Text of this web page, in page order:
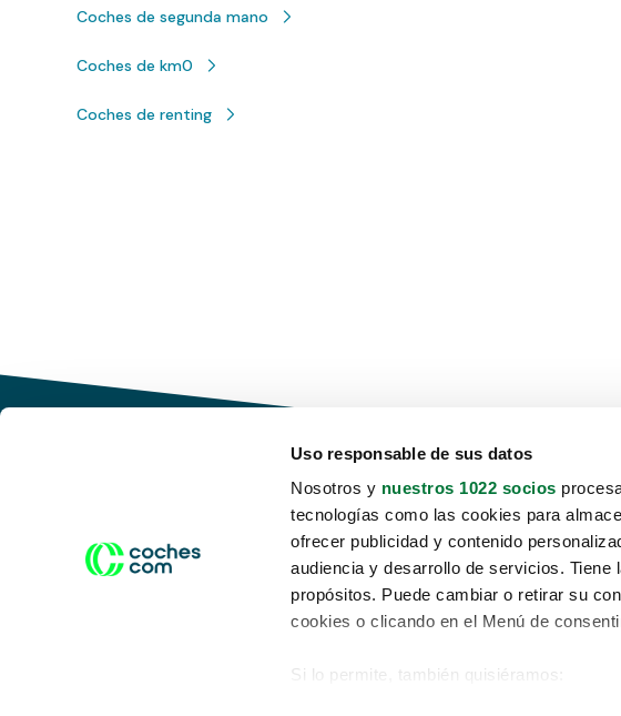
Uso responsable de sus datos
Nosotros y nuestros 1022 socios
tecnologías como las cookies para
ofrecer publicidad y contenido
audiencia y desarrollo de servicios.
propósitos. Puede cambiar o retirar su
cookies o clicando en el Menú de
Si lo permite, también quisiéramos:
Coches de segunda mano
Coches de km0
Coches de renting
Conduce tu futuro,
desata tu movilidad